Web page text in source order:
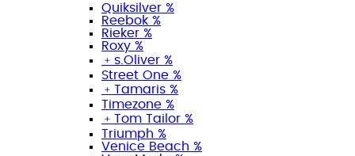
Quiksilver %
Reebok %
Rieker %
Roxy %
﹢ s.Oliver %
Street One %
﹢ Tamaris %
Timezone %
﹢ Tom Tailor %
Triumph %
Venice Beach %